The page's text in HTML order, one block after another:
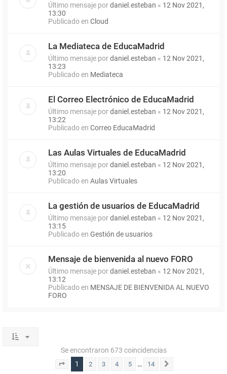
Último mensaje pordaniel.esteban « 12 Nov 2021,
13:30
Publicado en Cloud
La Mediateca de EducaMadrid
Último mensaje pordaniel.esteban « 12 Nov 2021,
13:23
Publicado en Mediateca
El Correo Electrónico de EducaMadrid
Último mensaje pordaniel.esteban « 12 Nov 2021,
13:22
Publicado en Correo EducaMadrid
Las Aulas Virtuales de EducaMadrid
Último mensaje pordaniel.esteban « 12 Nov 2021,
13:20
Publicado en Aulas Virtuales
La gestión de usuarios de EducaMadrid
Último mensaje pordaniel.esteban « 12 Nov 2021,
13:15
Publicado en Gestión de usuarios
Mensaje de bienvenida al nuevo FORO
Último mensaje pordaniel.esteban « 12 Nov 2021,
13:12
Publicado en MENSAJE DE BIENVENIDA AL NUEVO
FORO
Se encontraron 673 coincidencias
Página 1de 14
1 2 3 4 5 … 14